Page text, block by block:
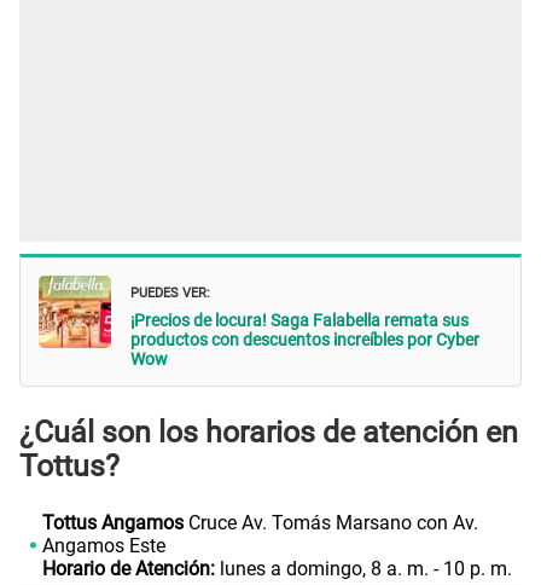
PUEDES VER:
¡Precios de locura! Saga Falabella remata sus
productos con descuentos increíbles por Cyber
Wow
¿Cuál son los horarios de atención en
Tottus?
Tottus AngamosCruce Av. Tomás Marsano con Av.
Angamos Este
Horario de Atención:lunes a domingo, 8 a. m. - 10 p. m.